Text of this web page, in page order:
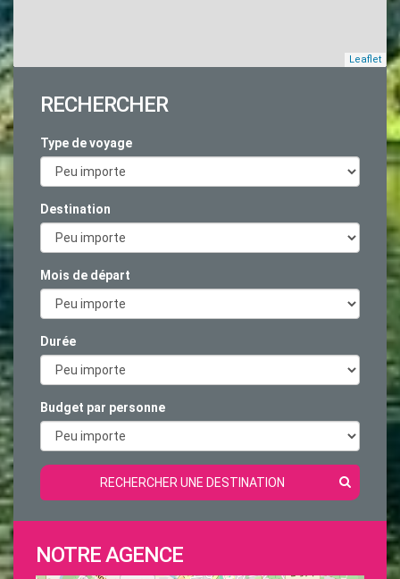
Leaflet
RECHERCHER
Type de voyage
Destination
Mois de départ
Durée
Budget par personne
RECHERCHER UNE DESTINATION
NOTRE AGENCE